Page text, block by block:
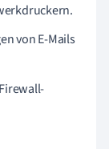
von E-Mails